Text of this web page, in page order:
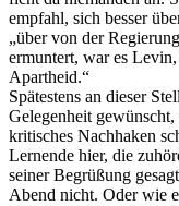
empfahl, sich besser
„über von der
ermuntert, war es
Apartheid.“
Spätestens an dieser
Gelegenheit
kritisches Nachhaken
Lernende hier, die
seiner Begrüßung
Abend nicht. Oder wie